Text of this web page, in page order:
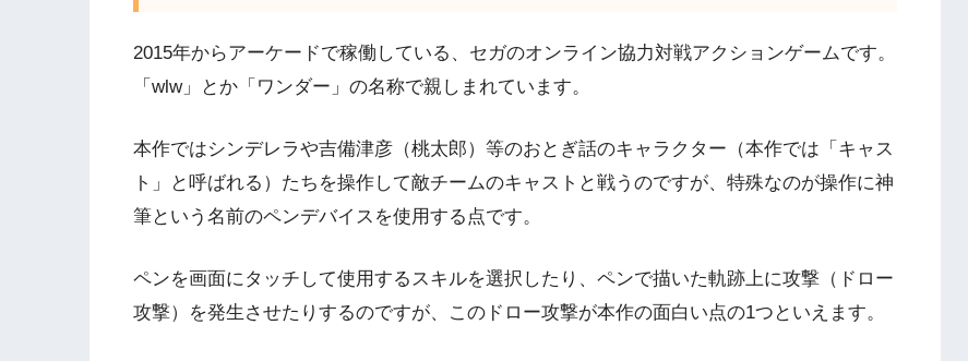
2015年からアーケードで稼働している、セガのオンライン協力対戦アクションゲームです。
「wlw」とか「ワンダー」の名称で親しまれています。
本作ではシンデレラや吉備津彦（桃太郎）等のおとぎ話のキャラクター（本作では「キャス
ト」と呼ばれる）たちを操作して敵チームのキャストと戦うのですが、特殊なのが操作に神
筆という名前のペンデバイスを使用する点です。
ペンを画面にタッチして使用するスキルを選択したり、ペンで描いた軌跡上に攻撃（ドロー
攻撃）を発生させたりするのですが、このドロー攻撃が本作の面白い点の1つといえます。